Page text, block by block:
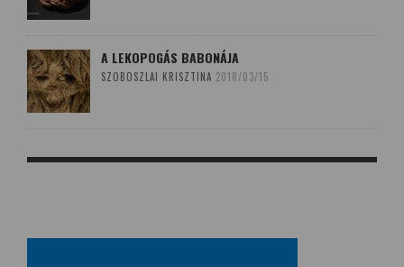
A LEKOPOGÁS BABONÁJA
SZOBOSZLAI KRISZTINA 2018/03/15